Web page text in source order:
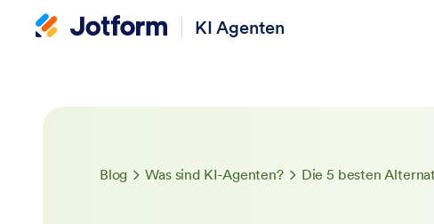
KI Agenten
Blog Was sind KI-Agenten? Die 5 besten